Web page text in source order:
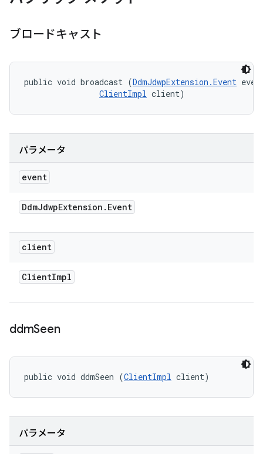
ブロードキャスト
public void broadcast (DdmJdwpExtension.Event
ClientImpl client)
パラメータ
event
DdmJdwpExtension . Event
client
ClientImpl
ddmSeen
public void ddmSeen (ClientImpl client)
パラメータ